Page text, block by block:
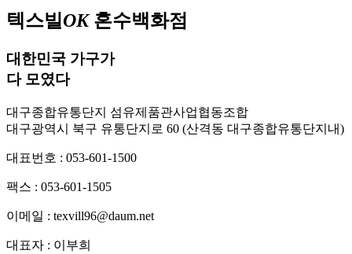
텍스빌OK혼수백화점
대한민국 가구가
다 모였다
대구종합유통단지 섬유제품관사업협동조합
대구광역시 북구 유통단지로 60 (산격동 대구종합유통단지내)
대표번호 : 053-601-1500
팩스 : 053-601-1505
이메일 : texvill96@daum.net
대표자 : 이부희